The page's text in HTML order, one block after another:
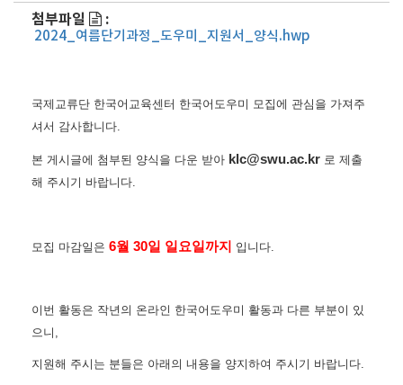
첨부파일 :
2024_여름단기과정_도우미_지원서_양식.hwp
국제교류단 한국어교육센터 한국어도우미 모집에 관심을 가져주
셔서 감사합니다.
본 게시글에 첨부된 양식을 다운 받아 klc@swu.ac.kr 로 제출
해 주시기 바랍니다.
모집 마감일은 6월 30일 일요일까지 입니다.
이번 활동은 작년의 온라인 한국어도우미 활동과 다른 부분이 있
으니,
지원해 주시는 분들은 아래의 내용을 양지하여 주시기 바랍니다.